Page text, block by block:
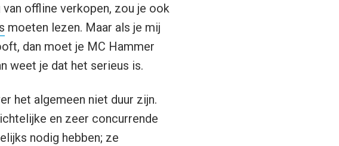
offline verkopen, zou je ook
moeten lezen. Maar als je mij
dan moet je MC Hammer
weet je dat het serieus is.
het algemeen niet duur zijn.
en zeer concurrende
nodig hebben; ze